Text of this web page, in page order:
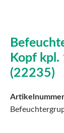
Kopf
(22235)